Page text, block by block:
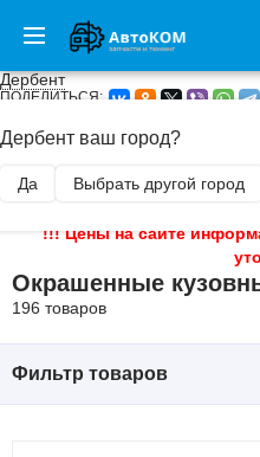
Дербент
Дербент ваш город?
Да Выбрать другой город
ПОДЕЛИТЬСЯ:
ГЛАВНАЯ / КУЗОВЩИНА
!!! Цены на сайте
Окрашенные
196 товаров
Фильтр товаров